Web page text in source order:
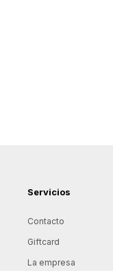
Servicios
Contacto
Giftcard
La empresa